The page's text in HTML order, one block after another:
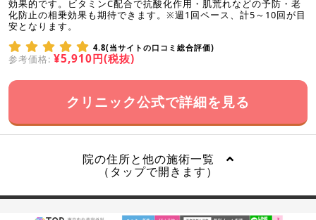
効果的です。ビタミンC配合で抗酸化作用・肌荒れなどの予防・老
化防止の相乗効果も期待できます。※週1回ペース、計5～10回が目
安となります。
4.8(当サイトの口コミ総合評価)
参考価格: ¥5,910円(税抜)
クリニック公式で詳細を見る
院の住所と他の施術一覧
（タップで開きます）